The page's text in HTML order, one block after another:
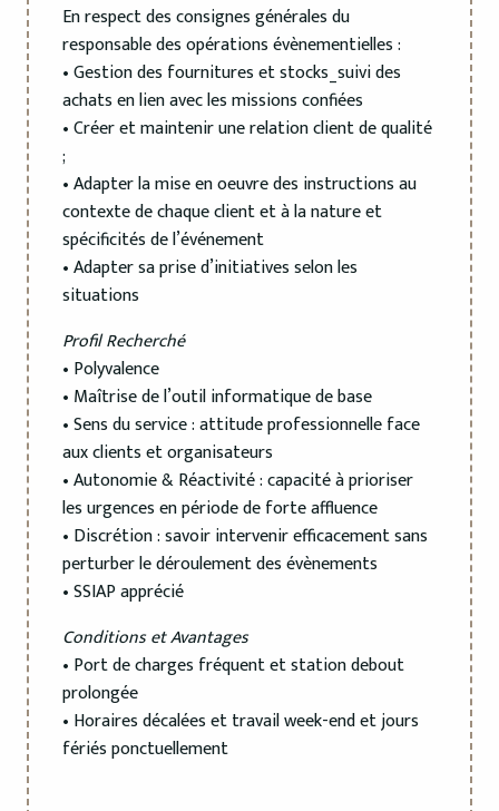
En respect des consignes générales du
responsable des opérations évènementielles :
• Gestion des fournitures et stocks_suivi des
achats en lien avec les missions confiées
• Créer et maintenir une relation client de qualité
;
• Adapter la mise en oeuvre des instructions au
contexte de chaque client et à la nature et
spécificités de l’événement
• Adapter sa prise d’initiatives selon les
situations
Profil Recherché
• Polyvalence
• Maîtrise de l’outil informatique de base
• Sens du service : attitude professionnelle face
aux clients et organisateurs
• Autonomie & Réactivité : capacité à prioriser
les urgences en période de forte affluence
• Discrétion : savoir intervenir efficacement sans
perturber le déroulement des évènements
• SSIAP apprécié
Conditions et Avantages
• Port de charges fréquent et station debout
prolongée
• Horaires décalées et travail week-end et jours
fériés ponctuellement